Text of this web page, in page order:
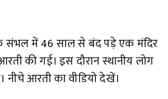
के संभल में 46 साल से बंद पड़े एक मंदिर
की गई। इस दौरान स्थानीय लोग
नीचे आरती का वीडियो देखें।